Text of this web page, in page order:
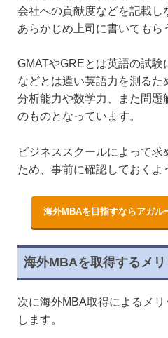
会社への貢献度などを記載し
あらかじめ上司に書いてもら
GMATやGREとは英語の試験
などとは違い英語力を測るた
分析能力や数学力、また問題
のものとなっています。
ビジネススクールによって
ため、事前に確認しておくよ
海外MBAを目指すならアガル
海外MBAを取得するメ
次に海外MBA取得によるメ
します。